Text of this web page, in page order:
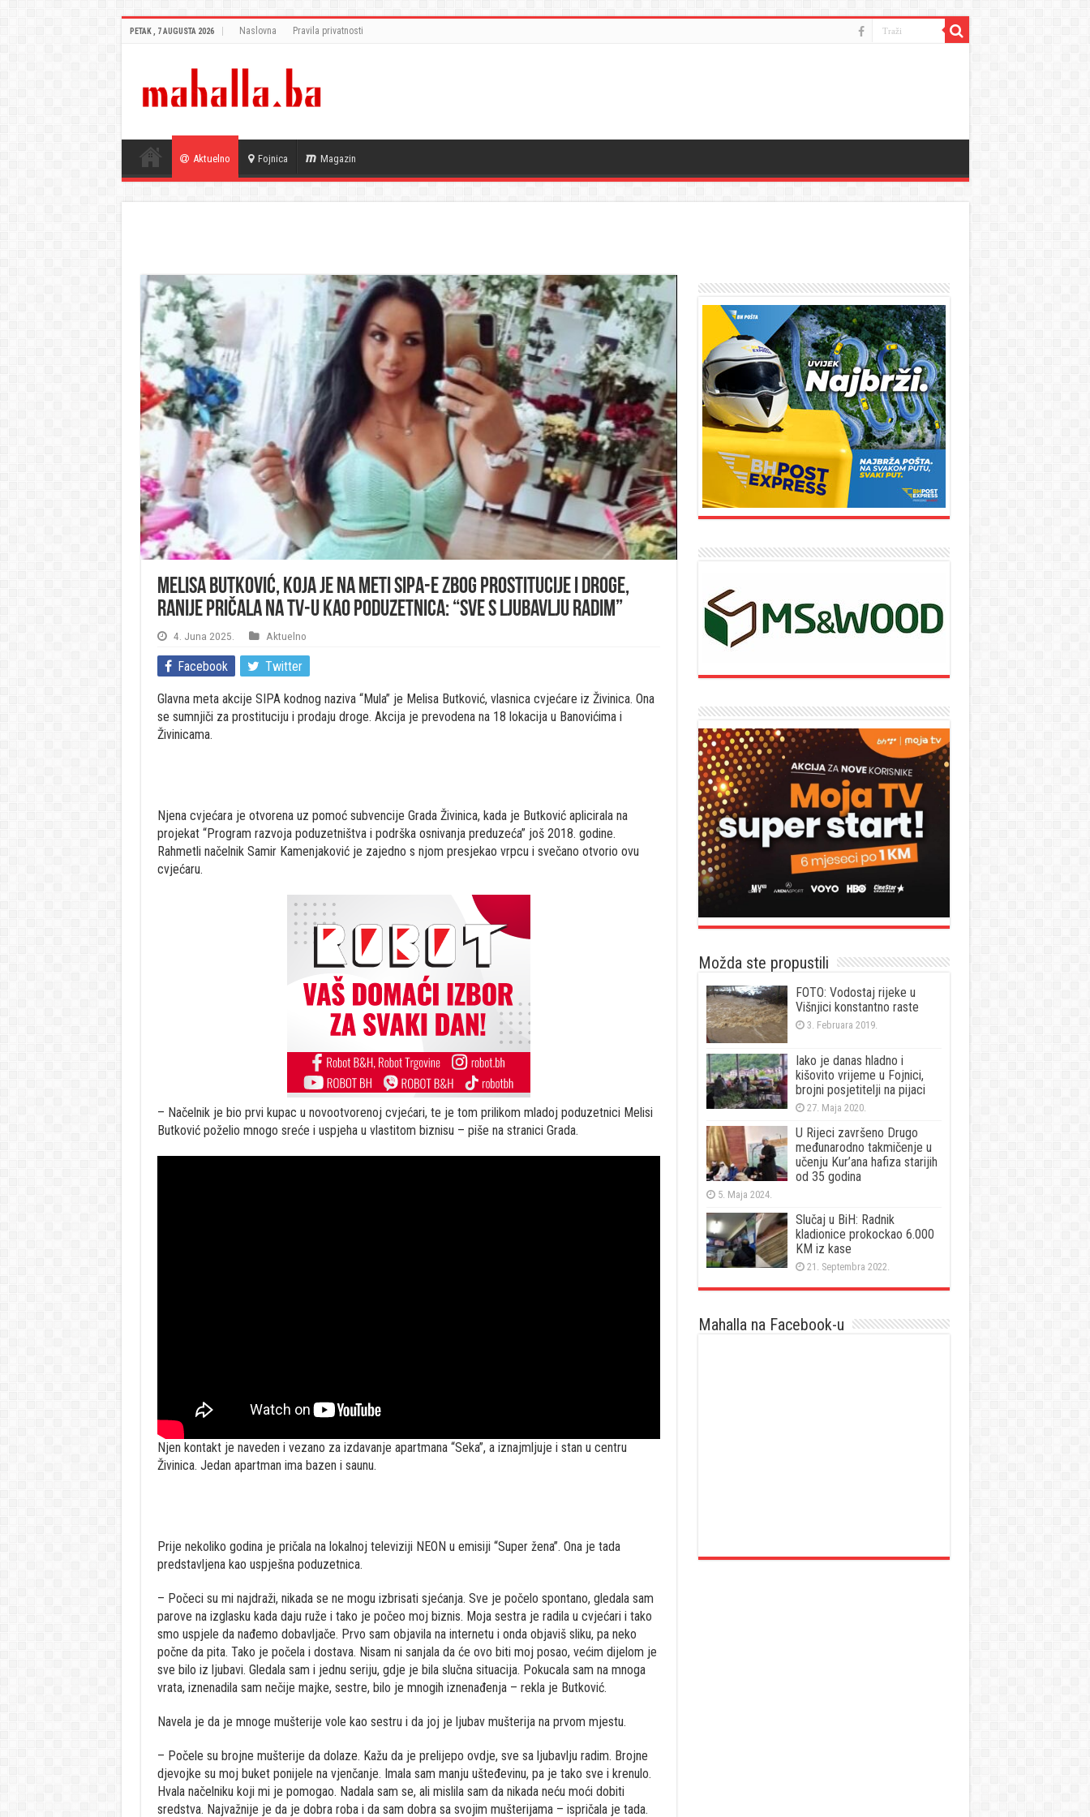
PETAK , 7 AUGUSTA 2026 Naslovna Pravila privatnosti
Aktuelno Fojnica Magazin
Melisa Butković, koja je na meti SIPA-e zbog prostitucije i droge,
ranije pričala na TV-u kao poduzetnica: “Sve s ljubavlju radim”
4. Juna 2025. Aktuelno
Facebook Twitter
Glavna meta akcije SIPA kodnog naziva “Mula” je Melisa Butković, vlasnica cvjećare iz Živinica. Ona
se sumnjiči za prostituciju i prodaju droge. Akcija je prevodena na 18 lokacija u Banovićima i
Živinicama.
Njena cvjećara je otvorena uz pomoć subvencije Grada Živinica, kada je Butković aplicirala na
projekat “Program razvoja poduzetništva i podrška osnivanja preduzeća” još 2018. godine.
Rahmetli načelnik Samir Kamenjaković je zajedno s njom presjekao vrpcu i svečano otvorio ovu
cvjećaru.
– Načelnik je bio prvi kupac u novootvorenoj cvjećari, te je tom prilikom mladoj poduzetnici Melisi
Butković poželio mnogo sreće i uspjeha u vlastitom biznisu – piše na stranici Grada.
Njen kontakt je naveden i vezano za izdavanje apartmana “Seka”, a iznajmljuje i stan u centru
Živinica. Jedan apartman ima bazen i saunu.
Prije nekoliko godina je pričala na lokalnoj televiziji NEON u emisiji “Super žena”. Ona je tada
predstavljena kao uspješna poduzetnica.
– Počeci su mi najdraži, nikada se ne mogu izbrisati sjećanja. Sve je počelo spontano, gledala sam
parove na izglasku kada daju ruže i tako je počeo moj biznis. Moja sestra je radila u cvjećari i tako
smo uspjele da nađemo dobavljače. Prvo sam objavila na internetu i onda objaviš sliku, pa neko
počne da pita. Tako je počela i dostava. Nisam ni sanjala da će ovo biti moj posao, većim dijelom je
sve bilo iz ljubavi. Gledala sam i jednu seriju, gdje je bila slučna situacija. Pokucala sam na mnoga
vrata, iznenadila sam nečije majke, sestre, bilo je mnogih iznenađenja – rekla je Butković.
Navela je da je mnoge mušterije vole kao sestru i da joj je ljubav mušterija na prvom mjestu.
– Počele su brojne mušterije da dolaze. Kažu da je prelijepo ovdje, sve sa ljubavlju radim. Brojne
djevojke su moj buket ponijele na vjenčanje. Imala sam manju ušteđevinu, pa je tako sve i krenulo.
Hvala načelniku koji mi je pomogao. Nadala sam se, ali mislila sam da nikada neću moći dobiti
sredstva. Najvažnije je da je dobra roba i da sam dobra sa svojim mušterijama – ispričala je tada.
Možda ste propustili
FOTO: Vodostaj rijeke u
Višnjici konstantno raste
3. Februara 2019.
Iako je danas hladno i
kišovito vrijeme u Fojnici,
brojni posjetitelji na pijaci
27. Maja 2020.
U Rijeci završeno Drugo
međunarodno takmičenje u
učenju Kur’ana hafiza starijih
od 35 godina
5. Maja 2024.
Slučaj u BiH: Radnik
kladionice prokockao 6.000
KM iz kase
21. Septembra 2022.
Mahalla na Facebook-u